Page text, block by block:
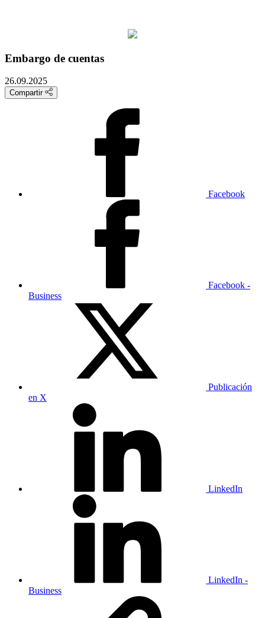
Embargo de cuentas
26.09.2025
Compartir
Facebook
Facebook -
Business
Publicación
en X
LinkedIn
LinkedIn -
Business